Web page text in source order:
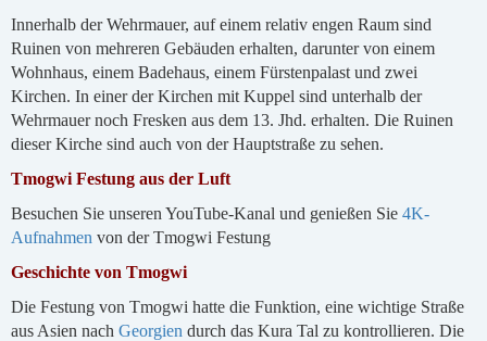
Innerhalb der Wehrmauer, auf einem relativ engen Raum sind
Ruinen von mehreren Gebäuden erhalten, darunter von einem
Wohnhaus, einem Badehaus, einem Fürstenpalast und zwei
Kirchen. In einer der Kirchen mit Kuppel sind unterhalb der
Wehrmauer noch Fresken aus dem 13. Jhd. erhalten. Die Ruinen
dieser Kirche sind auch von der Hauptstraße zu sehen.
Tmogwi Festung aus der Luft
Besuchen Sie unseren YouTube-Kanal und genießen Sie 4K-
Aufnahmen von der Tmogwi Festung
Geschichte von Tmogwi
Die Festung von Tmogwi hatte die Funktion, eine wichtige Straße
aus Asien nach Georgien durch das Kura Tal zu kontrollieren. Die